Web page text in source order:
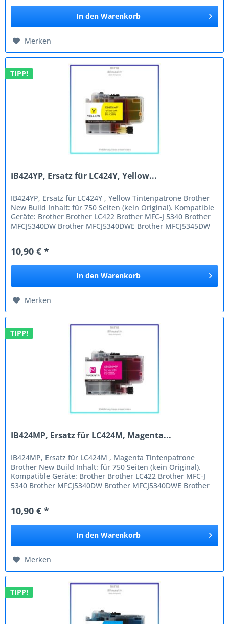
In den Warenkorb
Merken
TIPP!
IB424YP, Ersatz für LC424Y, Yellow...
IB424YP, Ersatz für LC424Y , Yellow Tintenpatrone Brother
New Build Inhalt: für 750 Seiten (kein Original). Kompatible
Geräte: Brother Brother LC422 Brother MFC-J 5340 Brother
MFCJ5340DW Brother MFCJ5340DWE Brother MFCJ5345DW
10,90 € *
In den Warenkorb
Merken
TIPP!
IB424MP, Ersatz für LC424M, Magenta...
IB424MP, Ersatz für LC424M , Magenta Tintenpatrone
Brother New Build Inhalt: für 750 Seiten (kein Original).
Kompatible Geräte: Brother Brother LC422 Brother MFC-J
5340 Brother MFCJ5340DW Brother MFCJ5340DWE Brother
10,90 € *
In den Warenkorb
Merken
TIPP!